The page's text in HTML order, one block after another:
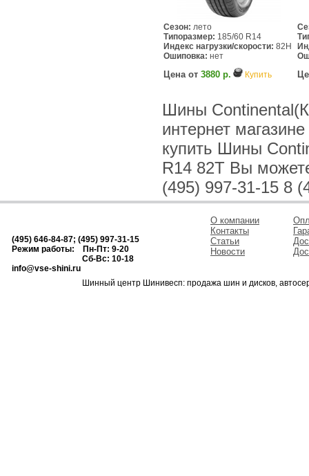
Сезон: лето
Типоразмер: 185/60 R14
Индекс нагрузки/скорости: 82H
Ошиповка: нет
Цена от 3880 р. Купить
Шины
интернет
купить Шины
R14 82T Вы
(495) 997-31-15 8
(495) 646-84-87; (495) 997-31-15
Режим работы: Пн-Пт: 9-20
Сб-Вс: 10-18
info@vse-shini.ru
О компании
Контакты
Статьи
Новости
Шинный центр Шинивесп: продажа шин и дисков,